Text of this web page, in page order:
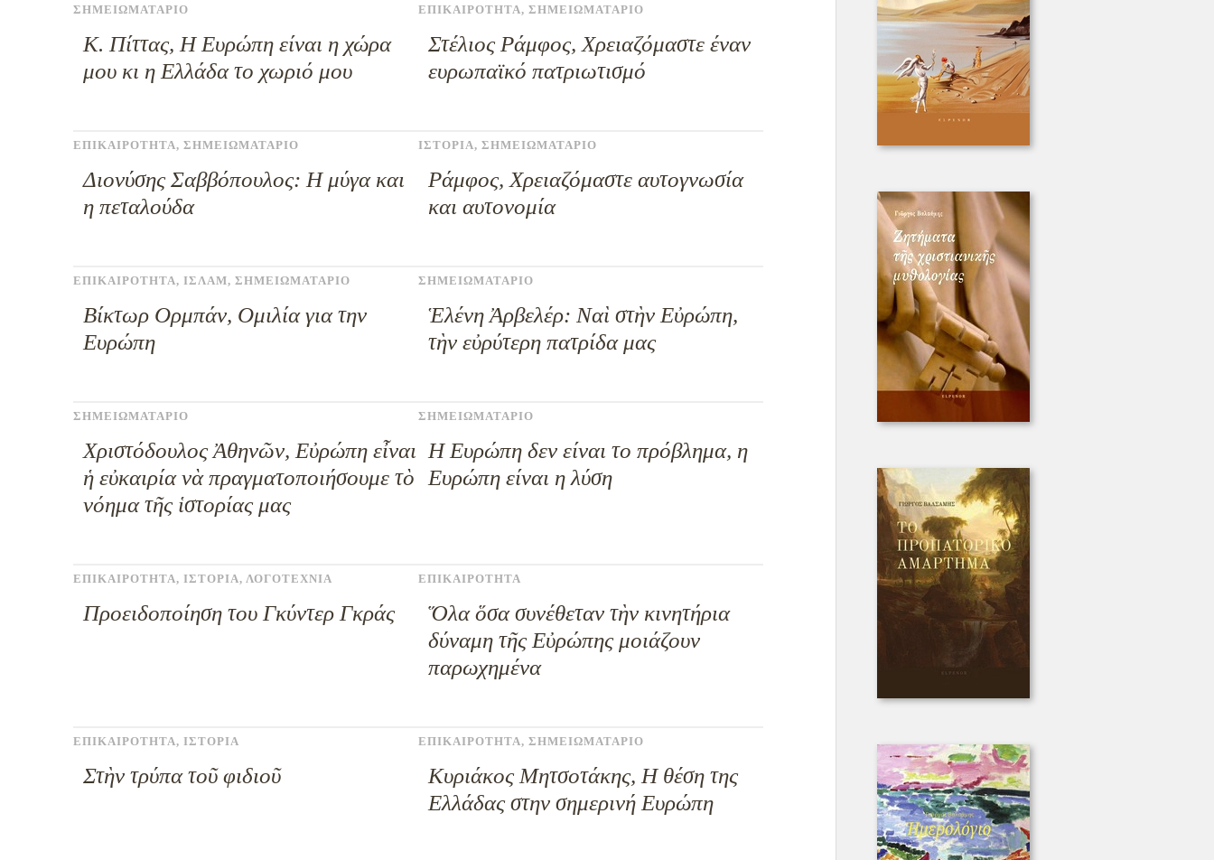
ΣΗΜΕΙΩΜΑΤΑΡΙΟ
Κ. Πίττας, Η Ευρώπη είναι η χώρα
μου κι η Ελλάδα το χωριό μου
ΕΠΙΚΑΙΡΟΤΗΤΑ, ΣΗΜΕΙΩΜΑΤΑΡΙΟ
Στέλιος Ράμφος, Χρειαζόμαστε έναν
ευρωπαϊκό πατριωτισμό
ΕΠΙΚΑΙΡΟΤΗΤΑ, ΣΗΜΕΙΩΜΑΤΑΡΙΟ
Διονύσης Σαββόπουλος: Η μύγα και
η πεταλούδα
ΙΣΤΟΡΙΑ, ΣΗΜΕΙΩΜΑΤΑΡΙΟ
Ράμφος, Χρειαζόμαστε αυτογνωσία
και αυτονομία
ΕΠΙΚΑΙΡΟΤΗΤΑ, ΙΣΛΑΜ, ΣΗΜΕΙΩΜΑΤΑΡΙΟ
Βίκτωρ Ορμπάν, Ομιλία για την
Ευρώπη
ΣΗΜΕΙΩΜΑΤΑΡΙΟ
Ἑλένη Ἀρβελέρ: Ναὶ στὴν Εὐρώπη,
τὴν εὐρύτερη πατρίδα μας
ΣΗΜΕΙΩΜΑΤΑΡΙΟ
Χριστόδουλος Ἀθηνῶν, Εὐρώπη εἶναι
ἡ εὐκαιρία νὰ πραγματοποιήσουμε τὸ
νόημα τῆς ἱστορίας μας
ΣΗΜΕΙΩΜΑΤΑΡΙΟ
Η Ευρώπη δεν είναι το πρόβλημα, η
Ευρώπη είναι η λύση
ΕΠΙΚΑΙΡΟΤΗΤΑ, ΙΣΤΟΡΙΑ, ΛΟΓΟΤΕΧΝΙΑ
Προειδοποίηση του Γκύντερ Γκράς
ΕΠΙΚΑΙΡΟΤΗΤΑ
Ὅλα ὅσα συνέθεταν τὴν κινητήρια
δύναμη τῆς Εὐρώπης μοιάζουν
παρωχημένα
ΕΠΙΚΑΙΡΟΤΗΤΑ, ΙΣΤΟΡΙΑ
Στὴν τρύπα τοῦ φιδιοῦ
ΕΠΙΚΑΙΡΟΤΗΤΑ, ΣΗΜΕΙΩΜΑΤΑΡΙΟ
Κυριάκος Μητσοτάκης, Η θέση της
Ελλάδας στην σημερινή Ευρώπη